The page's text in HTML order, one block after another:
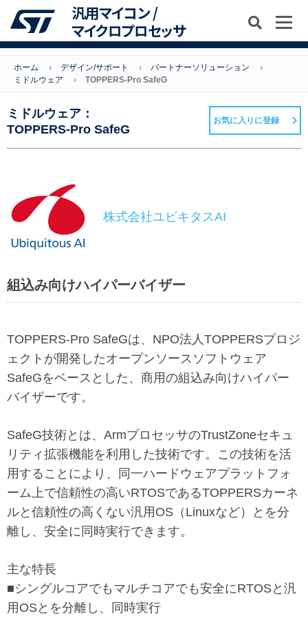
汎用マイコン /
マイクロプロセッサ
ホーム デザイン/サポート
パートナーソリューション
ミドルウェア
TOPPERS-Pro SafeG
ミドルウェア：
TOPPERS-Pro SafeG
お気に入りに登録
株式会社ユビキタスAI
組込み向けハイパーバイザー
TOPPERS-Pro SafeGは、NPO法人TOPPERSプロジ
ェクトが開発したオープンソースソフトウェア
SafeGをベースとした、商用の組込み向けハイパー
バイザーです。
SafeG技術とは、ArmプロセッサのTrustZoneセキュ
リティ拡張機能を利用した技術です。この技術を活
用することにより、同一ハードウェアプラットフォ
ーム上で信頼性の高いRTOSであるTOPPERSカーネ
ルと信頼性の高くない汎用OS（Linuxなど）とを分
離し、安全に同時実行できます。
主な特長
■シングルコアでもマルチコアでも安全にRTOSと汎
用OSとを分離し、同時実行